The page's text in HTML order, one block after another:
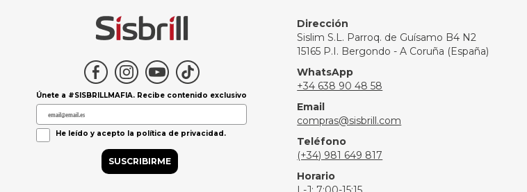
Únete a #SISBRILLMAFIA. Recibe contenido exclusivo
Política de Privacidad
He leído y acepto la política de privacidad.
SUSCRIBIRME
Dirección
Sislim S.L. Parroq. de Guísamo B4 N2
15165 P.I. Bergondo - A Coruña (España)
WhatsApp
+34 638 90 48 58
Email
compras@sisbrill.com
Teléfono
(+34) 981 649 817
Horario